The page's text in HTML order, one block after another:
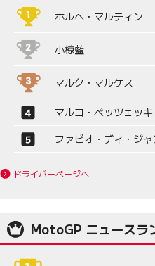
ホルヘ・マルティン
小椋藍
マルク・マルケス
マルコ・ベッツェッキ
ファビオ・ディ・ジ
ドライバーページへ
MotoGP ニュースラ